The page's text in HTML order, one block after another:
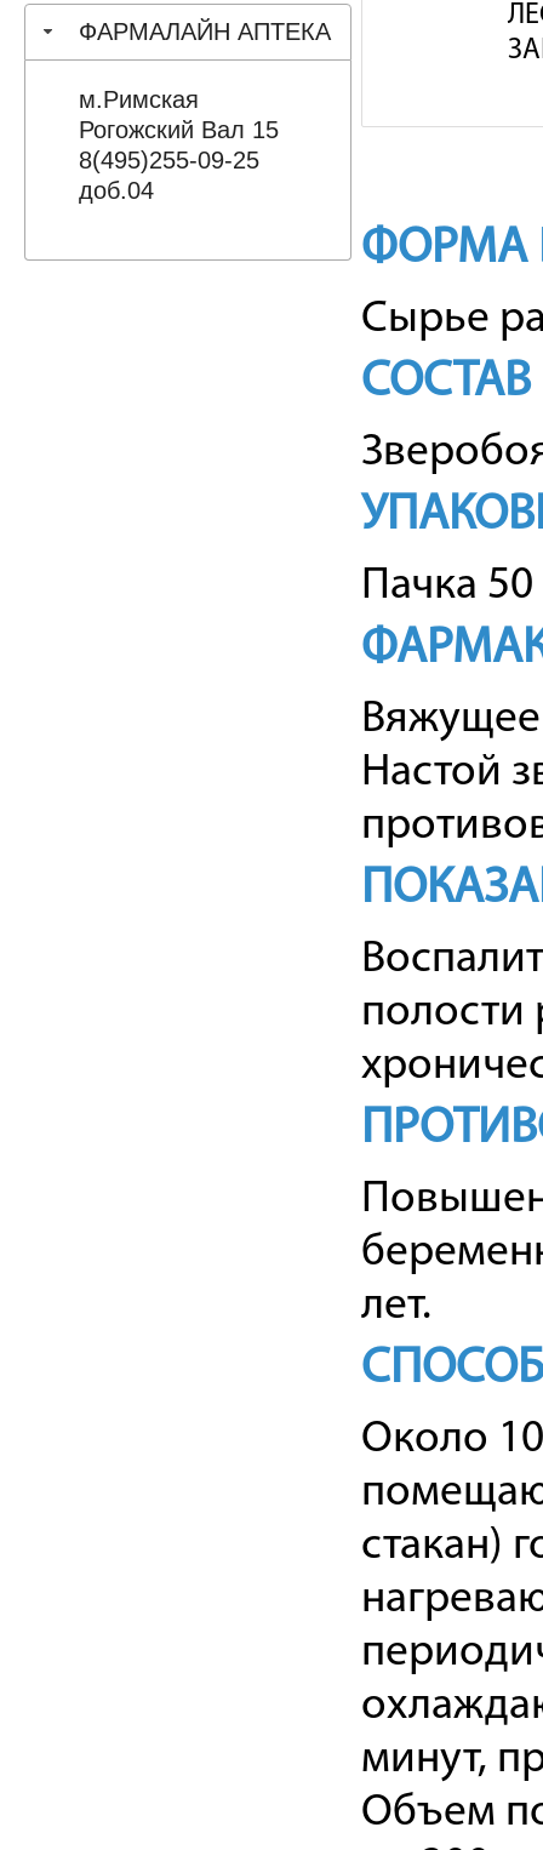
ФАРМАЛАЙН АПТЕКА
м.Римская
Рогожский Вал 15
8(495)255-09-25
доб.04
ФОРМА
Сырье
СОСТАВ
Пачка 50
Вяжущее
Настой
полости
лет.
Около
стакан)
минут,
Объем